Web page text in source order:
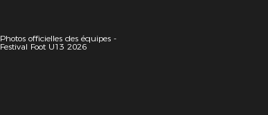
Photos officielles des équipes -
Festival Foot U13 2026